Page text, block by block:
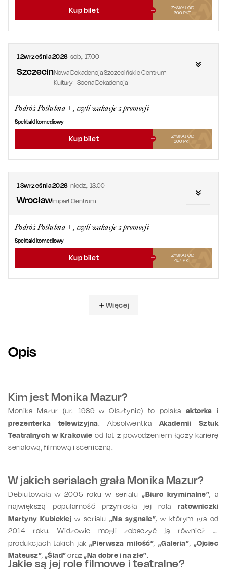
Kup bilet
ZYSKAJ OD
300 PKT
12września2026 sob., 17.00
SzczecinNowa Dekadencja Szczecińskie Centrum
Kultury - Scena Dekadencja
Podróż Poślubna +, czyli wakacje z promocji
Spektakl komediowy
Kup bilet
ZYSKAJ OD
300 PKT
13września2026 niedz., 13.00
WrocławImpart Centrum
Podróż Poślubna +, czyli wakacje z promocji
Spektakl komediowy
Kup bilet
ZYSKAJ OD
417 PKT
Więcej
Opis
Kim jest Monika Mazur?
Monika Mazur (ur. 1989 w Olsztynie) to polska aktorka i
prezenterka telewizyjna. Absolwentka Akademii Sztuk
Teatralnych w Krakowie od lat z powodzeniem łączy karierę
serialową, filmową i sceniczną.
W jakich serialach grała Monika Mazur?
Debiutowała w 2005 roku w serialu„Biuro kryminalne”, a
największą popularność przyniosła jej rolaratowniczki
Martyny Kubickiej w serialu „Na sygnale”, w którym gra od
2014 roku. Widzowie mogli zobaczyć ją również w
produkcjach takich jak „Pierwsza miłość”, „Galeria”, „Ojciec
Mateusz”, „Ślad”oraz„Na dobre i na złe”.
Jakie są jej role filmowe i teatralne?